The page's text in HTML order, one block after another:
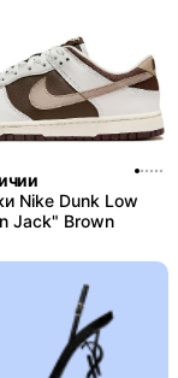
Nike Dunk Low
Jack" Brown